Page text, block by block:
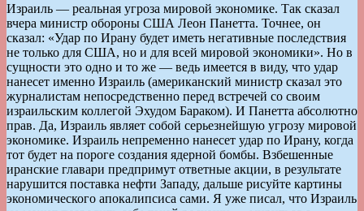
Израиль — реальная угроза мировой экономике. Так сказал
вчера министр обороны США Леон Панетта. Точнее, он
сказал: «Удар по Ирану будет иметь негативные последствия
не только для США, но и для всей мировой экономики». Но в
сущности это одно и то же — ведь имеется в виду, что удар
нанесет именно Израиль (американский министр сказал это
журналистам непосредственно перед встречей со своим
израильским коллегой Эхудом Бараком). И Панетта абсолютно
прав. Да, Израиль являет собой серьезнейшую угрозу мировой
экономике. Израиль непременно нанесет удар по Ирану, когда
тот будет на пороге создания ядерной бомбы. Взбешенные
иранские главари предпримут ответные акции, в результате
нарушится поставка нефти Западу, дальше рисуйте картины
экономического апокалипсиса сами. Я уже писал, что Израиль